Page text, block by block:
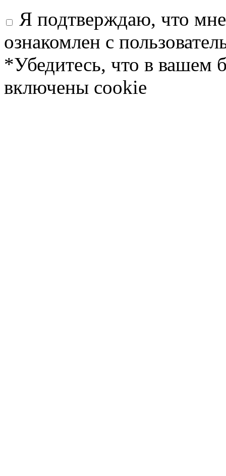
Я подтверждаю, что
ознакомлен с
*Убедитесь, что в вашем
включены cookie